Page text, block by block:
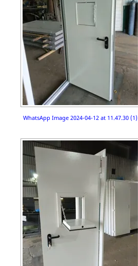
WhatsApp Image 2024-04-12 at 11.47.30 (1)